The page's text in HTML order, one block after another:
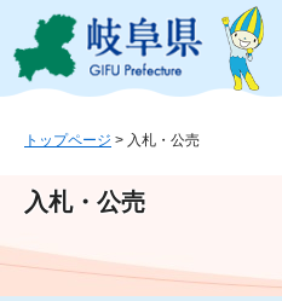
ジ
ュ
文
このページ
トップページ > 入札・公売
入札・公売